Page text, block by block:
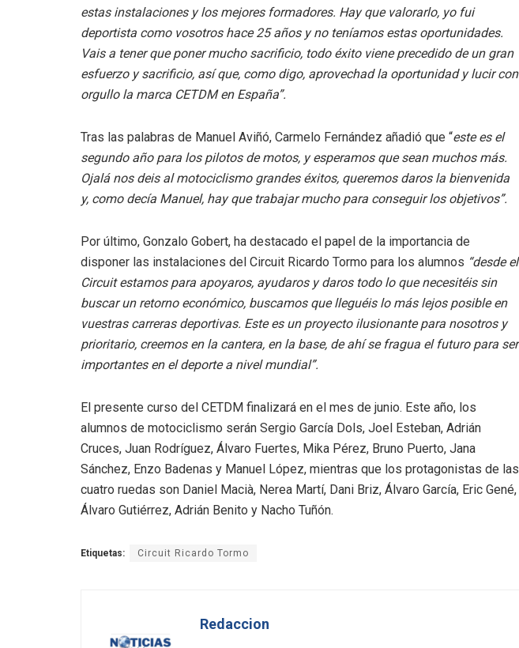
estas instalaciones y los mejores formadores. Hay que valorarlo, yo fui
deportista como vosotros hace 25 años y no teníamos estas oportunidades.
Vais a tener que poner mucho sacrificio, todo éxito viene precedido de un gran
esfuerzo y sacrificio, así que, como digo, aprovechad la oportunidad y lucir con
orgullo la marca CETDM en España”.
Tras las palabras de Manuel Aviñó, Carmelo Fernández añadió que “este es el
segundo año para los pilotos de motos, y esperamos que sean muchos más.
Ojalá nos deis al motociclismo grandes éxitos, queremos daros la bienvenida
y, como decía Manuel, hay que trabajar mucho para conseguir los objetivos”.
Por último, Gonzalo Gobert, ha destacado el papel de la importancia de
disponer las instalaciones del Circuit Ricardo Tormo para los alumnos “desde el
Circuit estamos para apoyaros, ayudaros y daros todo lo que necesitéis sin
buscar un retorno económico, buscamos que lleguéis lo más lejos posible en
vuestras carreras deportivas. Este es un proyecto ilusionante para nosotros y
prioritario, creemos en la cantera, en la base, de ahí se fragua el futuro para ser
importantes en el deporte a nivel mundial”.
El presente curso del CETDM finalizará en el mes de junio. Este año, los
alumnos de motociclismo serán Sergio García Dols, Joel Esteban, Adrián
Cruces, Juan Rodríguez, Álvaro Fuertes, Mika Pérez, Bruno Puerto, Jana
Sánchez, Enzo Badenas y Manuel López, mientras que los protagonistas de las
cuatro ruedas son Daniel Macià, Nerea Martí, Dani Briz, Álvaro García, Eric Gené,
Álvaro Gutiérrez, Adrián Benito y Nacho Tuñón.
Etiquetas: Circuit Ricardo Tormo
Redaccion